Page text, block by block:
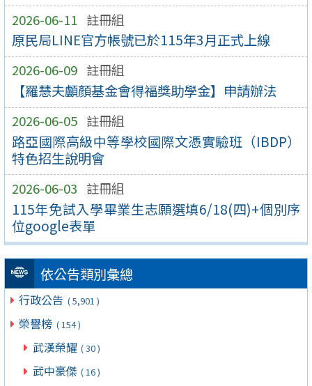
2026-06-11 註冊組
原民局LINE官方帳號已於115年3月正式上線
2026-06-09 註冊組
【羅慧夫顱顏基金會得福獎助學金】申請辦法
2026-06-05 註冊組
路亞國際高級中等學校國際文憑實驗班（IBDP）
特色招生說明會
2026-06-03 註冊組
115年免試入學畢業生志願選填6/18(四)+個別序
位google表單
依公告類別彙總
行政公告 ( 5,901 )
榮譽榜 ( 154 )
武漢榮耀 ( 30 )
武中豪傑 ( 16 )